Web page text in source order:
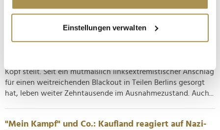
Informationen über Ihre geografische Lage
erfassen, welche bis auf einige Meter genau sein
bestimmten Merkmalen (Fingerprinting) identifizieren
Erfahren Sie mehr darüber, wie Ihre persönlichen Daten
Einstellungen verwalten
und noch länger im Dunkeln?
Kopf stellt. Seit ein mutmaßlich linksextremistischer Anschlag
für einen weitreichenden Blackout in Teilen Berlins gesorgt
hat, leben weiter Zehntausende im Ausnahmezustand. Auch...
"Mein Kampf" und Co.: Kaufland reagiert auf Nazi-